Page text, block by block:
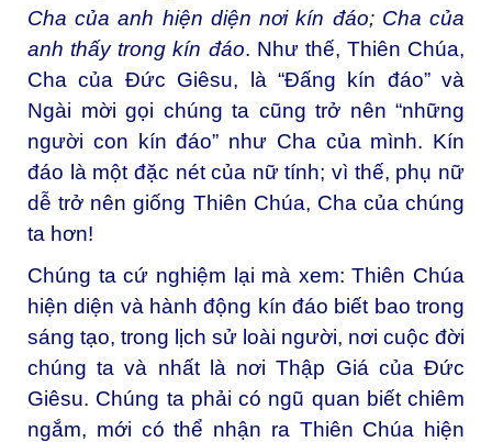
Cha của anh hiện diện nơi kín đáo; Cha của
anh thấy trong kín đáo. Như thế, Thiên Chúa,
Cha của Đức Giêsu, là “Đấng kín đáo” và
Ngài mời gọi chúng ta cũng trở nên “những
người con kín đáo” như Cha của mình. Kín
đáo là một đặc nét của nữ tính; vì thế, phụ nữ
dễ trở nên giống Thiên Chúa, Cha của chúng
ta hơn!
Chúng ta cứ nghiệm lại mà xem: Thiên Chúa
hiện diện và hành động kín đáo biết bao trong
sáng tạo, trong lịch sử loài người, nơi cuộc đời
chúng ta và nhất là nơi Thập Giá của Đức
Giêsu. Chúng ta phải có ngũ quan biết chiêm
ngắm, mới có thể nhận ra Thiên Chúa hiện